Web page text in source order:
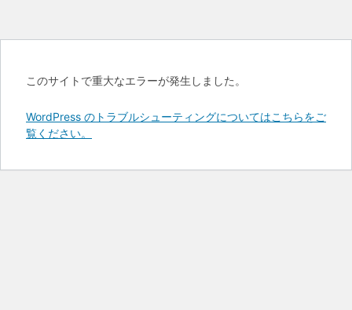
このサイトで重大なエラーが発生しました。
WordPress のトラブルシューティングについてはこちらをご
覧ください。